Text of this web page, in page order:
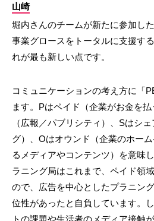
山崎
堀内さんのチームが新たに参加し
事業グロースをトータルに支援す
れが最も新しい点です。
コミュニケーションの考え方に「
ます。Pはペイド（企業がお金を
（広報／パブリシティ）、Sはシ
グ）、Oはオウンド（企業のホー
るメディアやコンテンツ）を意味
ラニング局はこれまで、ペイド領
ので、広告を中心としたプラニン
位性があったと自負しています。
トの課題や生活者のメディア接触